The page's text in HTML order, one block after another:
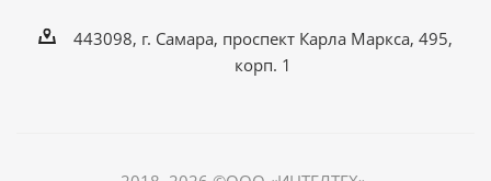
443098, г. Самара, проспект Карла Маркса, 495,
корп. 1